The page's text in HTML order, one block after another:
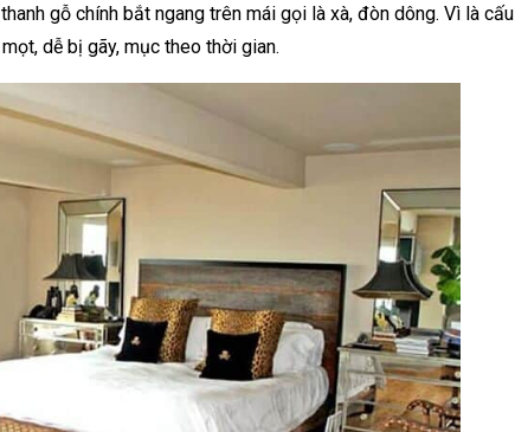
gỗ chính bắt ngang trên mái gọi là xà, đòn dông. Vì là cấu
dễ bị gãy, mục theo thời gian.